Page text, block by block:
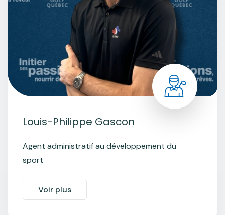
Louis-Philippe Gascon
Agent administratif au développement du
sport
Voir plus